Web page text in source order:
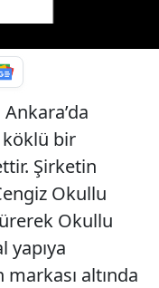
köklü bir
Şirketin
Okullu
Okullu
yapıya
altında